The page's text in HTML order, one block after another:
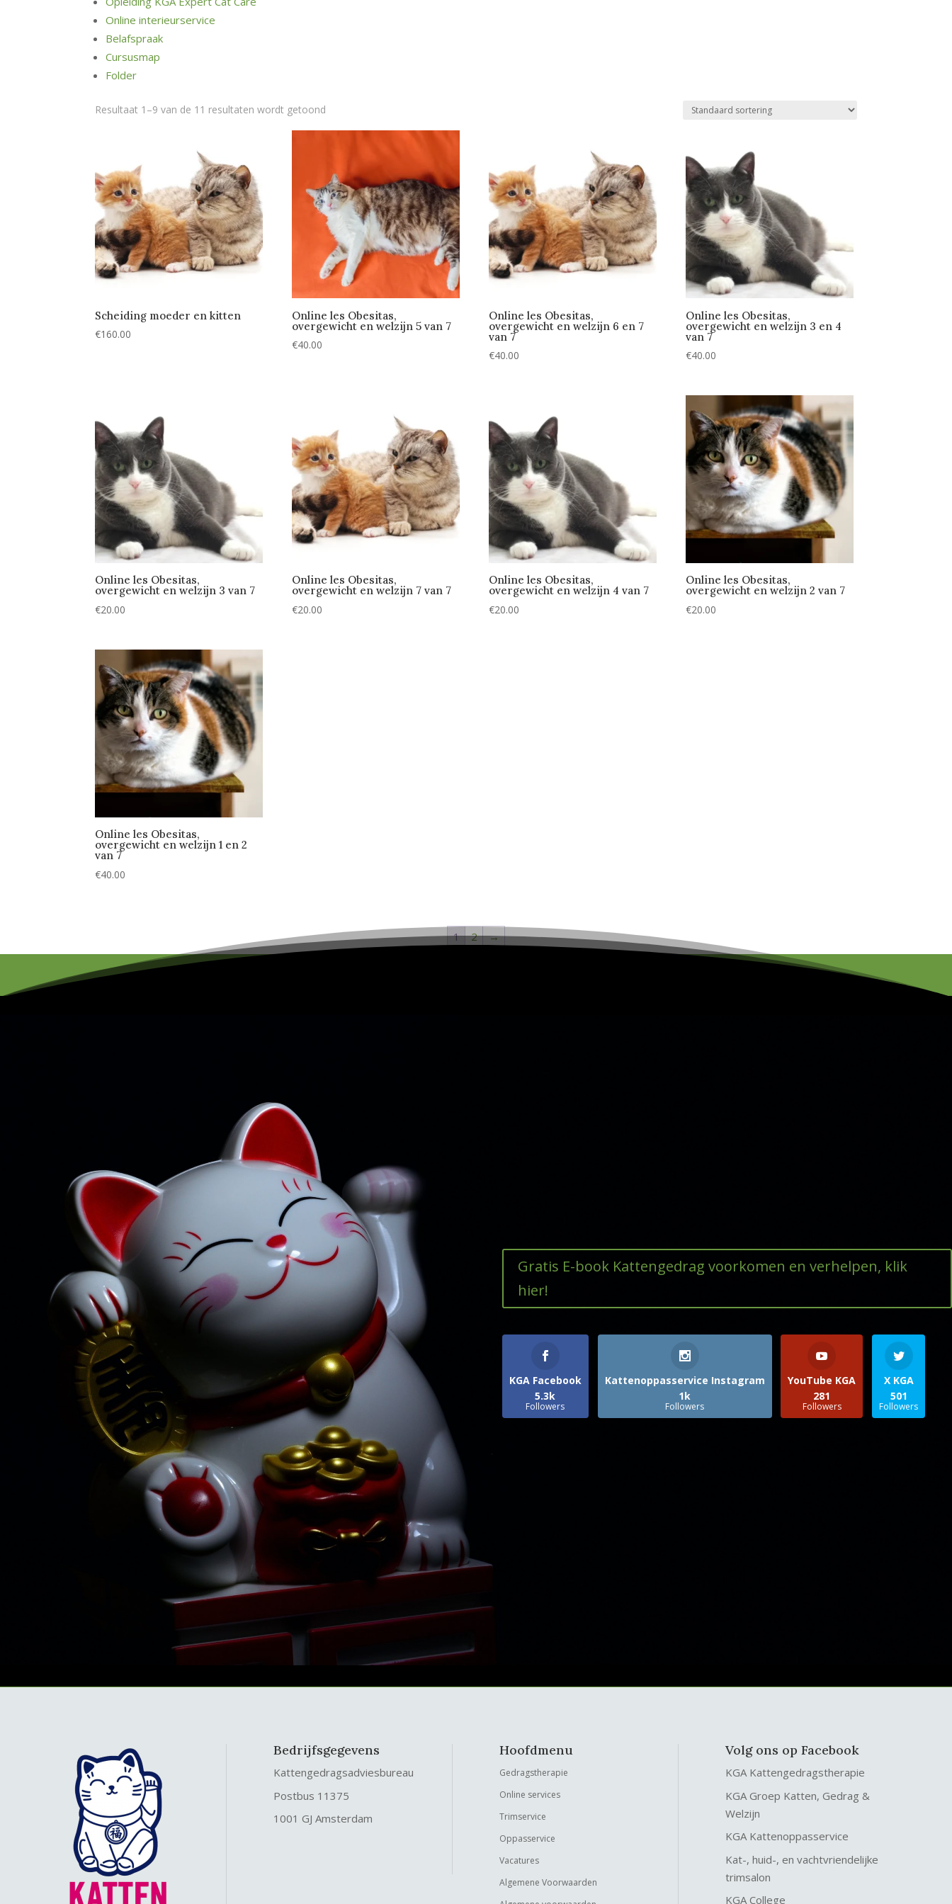
Online interieurservice
Belafspraak
Cursusmap
Folder
Resultaat 1–9 van de 11 resultaten wordt getoond
Scheiding moeder en kitten
€160.00
Online les Obesitas,
overgewicht en welzijn 5 van 7
€40.00
Online les Obesitas,
overgewicht en welzijn 6 en 7
van 7
€40.00
Online les Obesitas,
overgewicht en welzijn 3 en 4
van 7
€40.00
Online les Obesitas,
overgewicht en welzijn 3 van 7
€20.00
Online les Obesitas,
overgewicht en welzijn 7 van 7
€20.00
Online les Obesitas,
overgewicht en welzijn 4 van 7
€20.00
Online les Obesitas,
overgewicht en welzijn 2 van 7
€20.00
Online les Obesitas,
overgewicht en welzijn 1 en 2
van 7
€40.00
1 2 →
Gratis E-book Kattengedrag voorkomen en verhelpen, klik
hier!
KGA Facebook
5.3k
Followers
Kattenoppasservice Instagram
1k
Followers
YouTube KGA
281
Followers
X KGA
501
Followers
Bedrijfsgegevens
Kattengedragsadviesbureau
Postbus 11375
1001 GJ Amsterdam
Hoofdmenu
Gedragstherapie
Online services
Trimservice
Oppasservice
Vacatures
Algemene Voorwaarden
Volg ons op Facebook
KGA Kattengedragstherapie
KGA Groep Katten, Gedrag &
Welzijn
KGA Kattenoppasservice
Kat-, huid-, en vachtvriendelijke
trimsalon
KGA College